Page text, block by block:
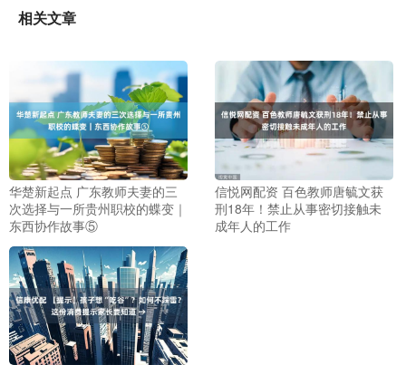
相关文章
华楚新起点 广东教师夫妻的三
次选择与一所贵州职校的蝶变｜
东西协作故事⑤
信悦网配资 百色教师唐毓文获
刑18年！禁止从事密切接触未
成年人的工作